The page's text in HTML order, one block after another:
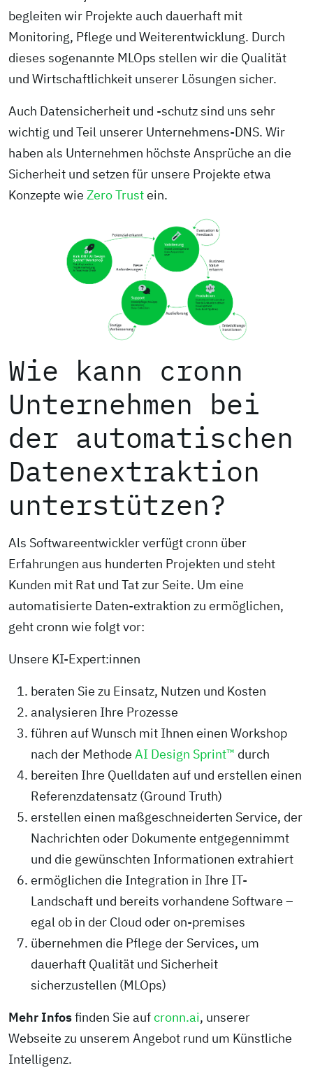
begleiten wir Projekte auch dauerhaft mit
Monitoring, Pflege und Weiterentwicklung. Durch
dieses sogenannte MLOps stellen wir die Qualität
und Wirtschaftlichkeit unserer Lösungen sicher.
Auch Datensicherheit und -schutz sind uns sehr
wichtig und Teil unserer Unternehmens-DNS. Wir
haben als Unternehmen höchste Ansprüche an die
Sicherheit und setzen für unsere Projekte etwa
Konzepte wie Zero Trustein.
Wie kann cronn
Unternehmen bei
der automatischen
Datenextraktion
unterstützen?
Als Softwareentwickler verfügt cronn über
Erfahrungen aus hunderten Projekten und steht
Kunden mit Rat und Tat zur Seite. Um eine
automatisierte Daten-extraktion zu ermöglichen,
geht cronn wie folgt vor:
Unsere KI-Expert:innen
beraten Sie zu Einsatz, Nutzen und Kosten
analysieren Ihre Prozesse
führen auf Wunsch mit Ihnen einen Workshop
nach der Methode AI Design Sprint™ durch
bereiten Ihre Quelldaten auf und erstellen einen
Referenzdatensatz (Ground Truth)
erstellen einen maßgeschneiderten Service, der
Nachrichten oder Dokumente entgegennimmt
und die gewünschten Informationen extrahiert
ermöglichen die Integration in Ihre IT-
Landschaft und bereits vorhandene Software –
egal ob in der Cloud oder on-premises
übernehmen die Pflege der Services, um
dauerhaft Qualität und Sicherheit
sicherzustellen (MLOps)
Mehr Infosfinden Sie aufcronn.ai, unserer
Webseite zu unserem Angebot rund um Künstliche
Intelligenz.